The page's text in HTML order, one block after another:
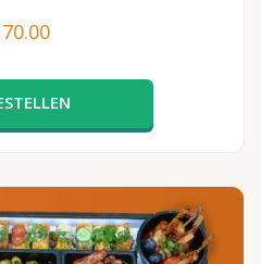
70.00